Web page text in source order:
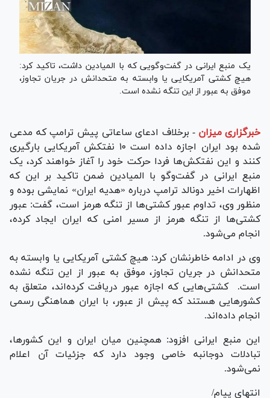
یک منبع ایرانی در گفت‌و‌گویی که با المیادین داشت، تاکید کرد:
هیچ کشتی آمریکایی یا وابسته به متحدانش در جریان تجاوز،
موفق به عبور از این تنگه نشده است.
خبرگزاری میزان - برخلاف ادعای ساعاتی پیش ترامپ که مدعی
شده بود ایران اجازه داده است ۱۰ نفتکش آمریکایی بارگیری
کنند و این نفتکش‌ها فردا حرکت خود را آغاز خواهند کرد، یک
منبع ایرانی در گفت‌و‌گو با المیادین ضمن تاکید بر این که
اظهارات اخیر دونالد ترامپ درباره «هدیه ایران» نمایشی بوده و
منظور وی، تداوم عبور کشتی‌ها از تنگه هرمز است، گفت: عبور
کشتی‌ها از تنگه هرمز از مسیر امنی که ایران ایجاد کرده،
انجام می‌شود.
وی در ادامه خاطرنشان کرد: هیچ کشتی آمریکایی یا وابسته به
متحدانش در جریان تجاوز، موفق به عبور از این تنگه نشده
است. کشتی‌هایی که اجازه عبور دریافت کرده‌اند، متعلق به
کشور‌هایی هستند که پیش از عبور، با ایران هماهنگی رسمی
انجام داده‌اند.
این منبع ایرانی افزود: همچنین میان ایران و این کشورها،
تبادلات دوجانبه خاصی وجود دارد که جزئیات آن اعلام
نمی‌شود.
انتهای پیام/